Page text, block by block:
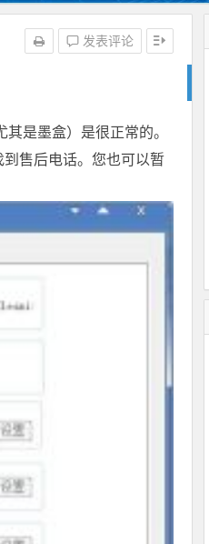
发表评论
是墨盒）是很正常的。
售后电话。您也可以暂